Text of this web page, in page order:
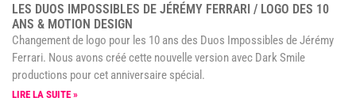
LES DUOS IMPOSSIBLES DE JÉRÉMY FERRARI / LOGO DES 10
ANS & MOTION DESIGN
Changement de logo pour les 10 ans des Duos Impossibles de Jérémy
Ferrari. Nous avons créé cette nouvelle version avec Dark Smile
productions pour cet anniversaire spécial.
LIRE LA SUITE »